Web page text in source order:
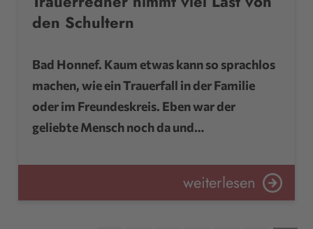
den Schultern
Bad Honnef. Kaum etwas kann so sprachlos
machen, wie ein Trauerfall in der Familie
oder im Freundeskreis. Eben war der
geliebte Mensch noch da und…
weiterlesen